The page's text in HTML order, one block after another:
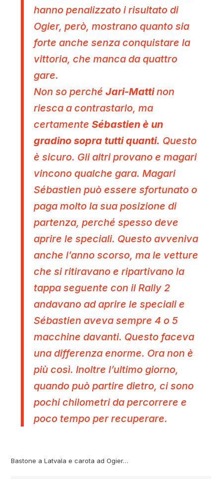
hanno penalizzato i risultato di
Ogier, però, mostrano quanto sia
forte anche senza conquistare la
vittoria, che manca da quattro
gare.
Non so perché Jari-Mattinon
riesca a contrastarlo, ma
certamente Sébastien è un
gradino sopra tutti quanti. Questo
è sicuro. Gli altri provano e magari
vincono qualche gara. Magari
Sébastien può essere sfortunato o
paga molto la sua posizione di
partenza, perché spesso deve
aprire le speciali. Questo avveniva
anche l’anno scorso, ma le vetture
che si ritiravano e ripartivano la
tappa seguente con il Rally 2
andavano ad aprire le speciali e
Sébastien aveva sempre 4 o 5
macchine davanti. Questo faceva
una differenza enorme. Ora non è
più così. Inoltre l’ultimo giorno,
quando può partire dietro, ci sono
pochi chilometri da percorrere e
poco tempo per recuperare.
Bastone a Latvala e carota ad Ogier…